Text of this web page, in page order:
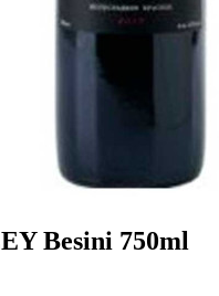
Besini 750ml